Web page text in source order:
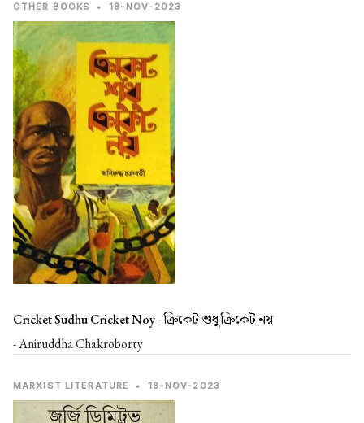
OTHER BOOKS • 18-NOV-2023
Cricket Sudhu Cricket Noy -ক্রিকেট শুধু ক্রিকেট নয়
- Aniruddha Chakroborty
MARXIST LITERATURE • 18-NOV-2023